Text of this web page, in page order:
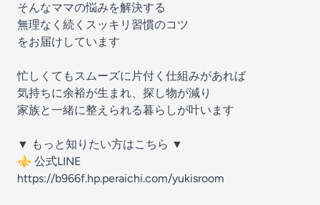
そんなママの悩みを解決する
無理なく続くスッキリ習慣のコツ
をお届けしています
忙しくてもスムーズに片付く仕組みがあれば
気持ちに余裕が生まれ、探し物が減り
家族と一緒に整えられる暮らしが叶います
▼ もっと知りたい方はこちら ▼
⚜️ 公式LINE
https://b966f.hp.peraichi.com/yukisroom